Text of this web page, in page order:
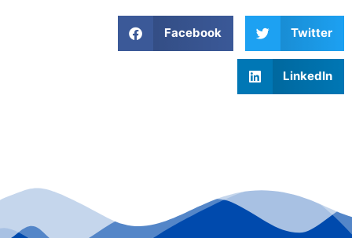
Facebook Twitter
LinkedIn